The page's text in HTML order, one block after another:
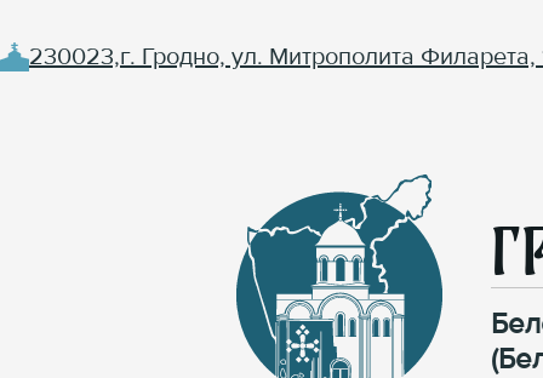
230023,г. Гродно, ул. Митрополита Филарета,